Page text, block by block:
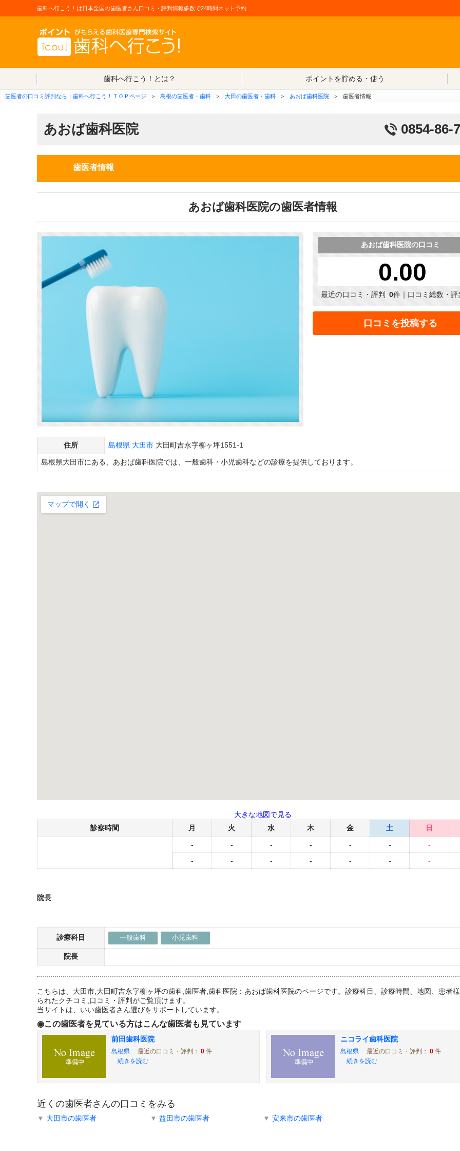
歯科へ行こう！は日本全国の歯医者さん口コミ・評判情報多数で24時間ネット予約
歯科へ行こう！とは？
ポイントを貯める・使う
歯医者の口コミ評判なら｜歯科へ行こう！ＴＯＰページ ＞ 島根の歯医者・歯科 ＞ 大田の歯医者・歯科 ＞ あおば歯科医院 ＞ 歯医者情報
あおば歯科医院 0854-86-
歯医者情報
あおば歯科医院の歯医者情報
あおば歯科医院の口コミ
0.00
最近の口コミ・評判 0件｜口コミ総数・評
口コミを投稿する
住所 島根県 大田市 大田町吉永字柳ヶ坪1551-1
島根県大田市にある、あおば歯科医院では、一般歯科・小児歯科などの診療を提供しております。
大きな地図で見る
診察時間
月 火 水 木 金 土 日
- - - - - - -
-
- - - - - -
院長
診療科目 一般歯科 小児歯科
院長
こちらは、大田市,大田町吉永字柳ヶ坪の歯科,歯医者,歯科医院：あおば歯科医院のページです。診療科目、診療時間、地図、患者
られたクチコミ,口コミ・評判がご覧頂けます。
当サイトは、いい歯医者さん選びをサポートしています。
◉この歯医者を見ている方はこんな歯医者も見ています
前田歯科医院
島根県 最近の口コミ・評判： 0件
続きを読む
ニコライ歯科医院
島根県 最近の口コミ・評判： 0件
続きを読む
近くの歯医者さんの口コミをみる
▼ 大田市の歯医者 ▼ 益田市の歯医者 ▼ 安来市の歯医者